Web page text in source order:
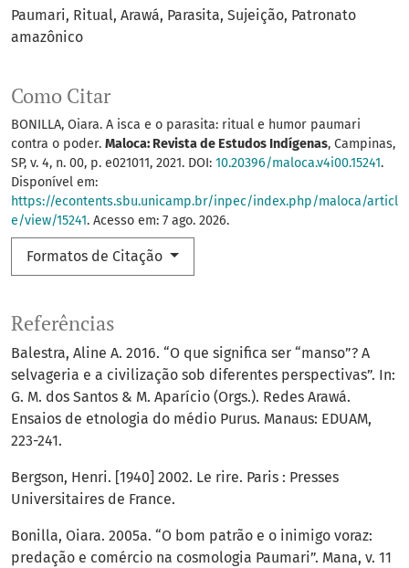
Paumari Ritual Arawá Parasita Sujeição Patronato
amazônico
Como Citar
BONILLA, Oiara. A isca e o parasita: ritual e humor paumari
contra o poder. Maloca: Revista de Estudos Indígenas, Campinas,
SP, v. 4, n. 00, p. e021011, 2021. DOI: 10.20396/maloca.v4i00.15241.
Disponível em:
https://econtents.sbu.unicamp.br/inpec/index.php/maloca/articl
e/view/15241. Acesso em: 7 ago. 2026.
Formatos de Citação
Referências
Balestra, Aline A. 2016. “O que significa ser “manso”? A
selvageria e a civilização sob diferentes perspectivas”. In:
G. M. dos Santos & M. Aparício (Orgs.). Redes Arawá.
Ensaios de etnologia do médio Purus. Manaus: EDUAM,
223-241.
Bergson, Henri. [1940] 2002. Le rire. Paris : Presses
Universitaires de France.
Bonilla, Oiara. 2005a. “O bom patrão e o inimigo voraz:
predação e comércio na cosmologia Paumari”. Mana, v. 11